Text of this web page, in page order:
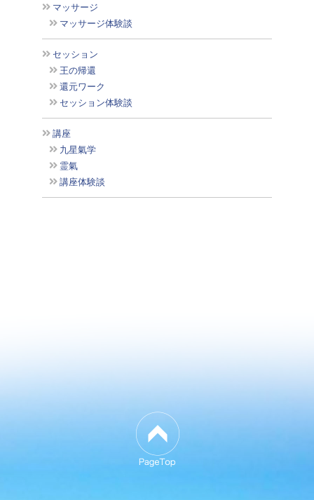
マッサージ
マッサージ体験談
セッション
王の帰還
還元ワーク
セッション体験談
講座
九星氣学
霊氣
講座体験談